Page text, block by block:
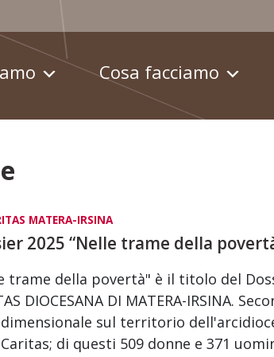
Cosa facciamo
MATERA-IRSINA
2025 “Nelle trame della
trame della povertà" è il titolo del
DIOCESANA DI MATERA-IRSINA.
sul territorio
di questi 509 donne e 371